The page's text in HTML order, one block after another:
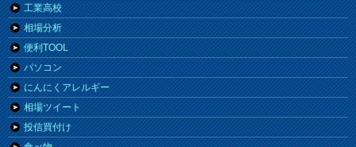
工業高校
相場分析
便利TOOL
パソコン
にんにくアレルギー
相場ツイート
投信買付け